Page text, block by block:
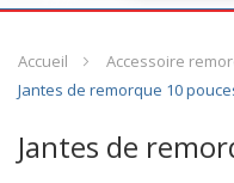
Accueil
Accessoire
Jantes de remorque 10
Jantes de